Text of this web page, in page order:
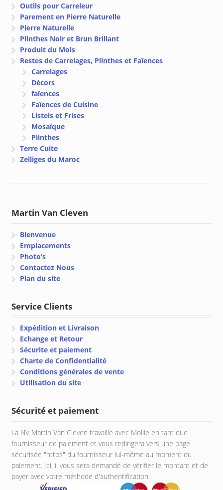
Outils pour Carreleur
Parement en Pierre Naturelle
Pierre Naturelle
Plinthes Noir et Brun Brillant
Produit du Mois
Restes de Carrelages, Plinthes et Faïences
Carrelages
Décors
faïences
Faïences de Cuisine
Listels et Frises
Mosaïque
Plinthes
Terre Cuite
Zelliges du Maroc
Martin Van Cleven
Bienvenue
Emplacements
Photo’s
Contactez Nous
Plan du site
Service Clients
Expédition et Livraison
Echange et Retour
Sécurite et paiement
Charte de Confidentialité
Conditions générales de vente
Utilisation du site
Sécurité et paiement
La NV Martin Van Cleven travaille avec Mollie en tant que
fournisseur de paiement et vous redirigera vers une page
sécurisée "https" du fournisseur lui-même au moment du
paiement. Ici, il vous sera demandé de vérifier le montant et de
payer avec votre méthode d'authentification.